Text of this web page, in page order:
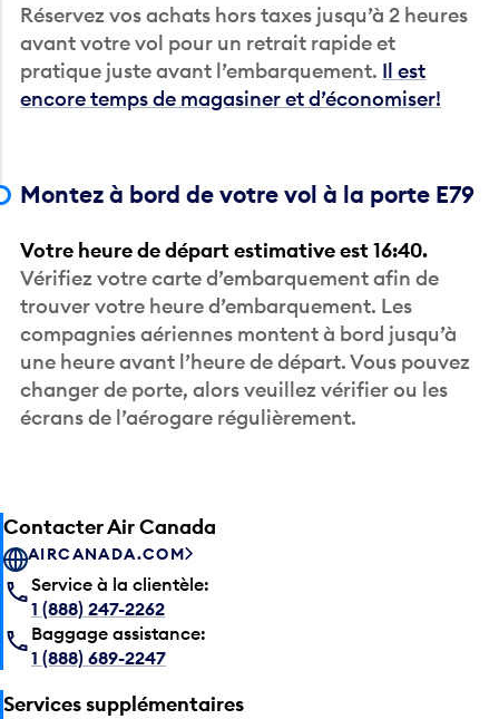
Réservez vos achats hors taxes jusqu’à 2 heures
avant votre vol pour un retrait rapide et
pratique juste avant l’embarquement. Il est
encore temps de magasiner et d’économiser!
Montez à bord de votre vol à la porte E79
Votre heure de départ estimative est 16:40.
Vérifiez votre carte d’embarquement afin de
trouver votre heure d’embarquement. Les
compagnies aériennes montent à bord jusqu’à
une heure avant l’heure de départ. Vous pouvez
changer de porte, alors veuillez vérifier ou les
écrans de l’aérogare régulièrement.
Contacter Air Canada
AIRCANADA.COM
Service à la clientèle:
1 (888) 247-2262
Baggage assistance:
1 (888) 689-2247
Services supplémentaires